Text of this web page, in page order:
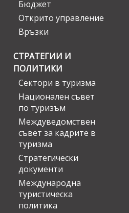
Бюджет
Открито управление
Връзки
СТРАТЕГИИ И
ПОЛИТИКИ
Сектори в туризма
Национален съвет
по туризъм
Междуведомствен
съвет за кадрите в
туризма
Стратегически
документи
Международна
туристическа
политика